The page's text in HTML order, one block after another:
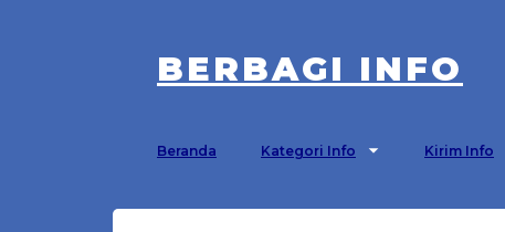
BERBAGI INFO
Beranda Kategori Info Kirim Info